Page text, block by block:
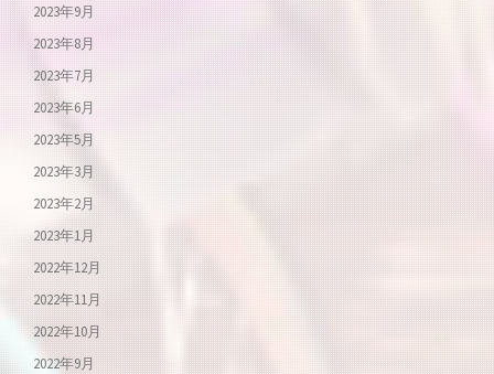
2023年9月
2023年8月
2023年7月
2023年6月
2023年5月
2023年3月
2023年2月
2023年1月
2022年12月
2022年11月
2022年10月
2022年9月